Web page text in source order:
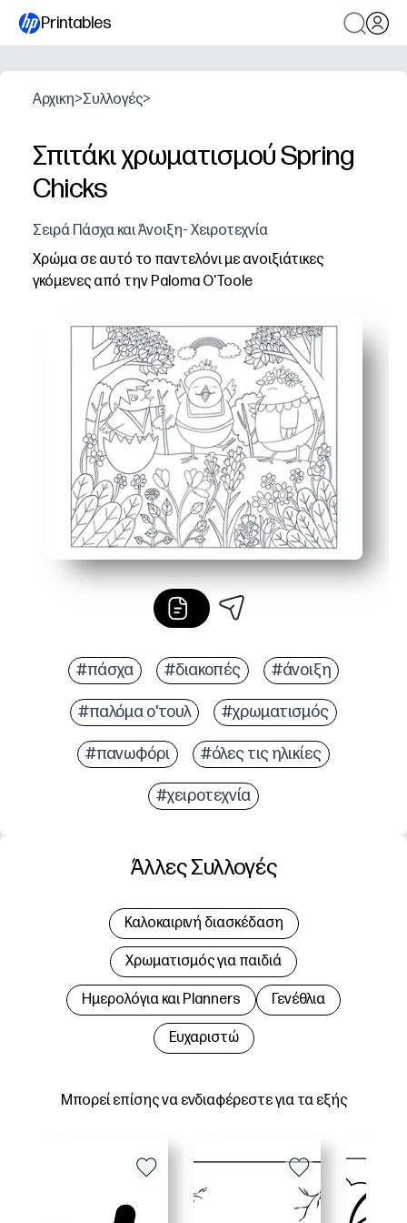
Printables
Αρχικη>Συλλογές>
Σπιτάκι χρωματισμού Spring
Chicks
Σειρά Πάσχα και Άνοιξη- Χειροτεχνία
Χρώμα σε αυτό το παντελόνι με ανοιξιάτικες
γκόμενες από την Paloma O'Toole
Η δραστηριότητα Print-and-Go κρατά τα παιδιά
Οι αξιολάτρευτες ανοιξιάτικες γκόμενες
Ενισχύει τις λεπτές κινητικές δεξιότητες, την
Διπλασιάζεται ως σερβιέτα για την προστασία των
#πάσχα #διακοπές #άνοιξη
#παλόμα ο'τουλ #χρωματισμός
#πανωφόρι #όλες τις ηλικίες
#χειροτεχνία
Μπορεί επίσης να ενδιαφέρεστε για τα εξής
Άλλες Συλλογές
Καλοκαιρινή διασκέδαση
Χρωματισμός για παιδιά
Hμερολόγια και Planners Γενέθλια
Ευχαριστώ